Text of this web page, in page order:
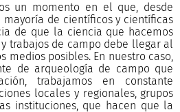
un momento en el que, desde
mayoría de científicos y científicas
de que la ciencia que hacemos
trabajos de campo debe llegar al
medios posibles. En nuestro caso,
de arqueología de campo que
trabajamos en constante
locales y regionales, grupos
instituciones, que hacen que la